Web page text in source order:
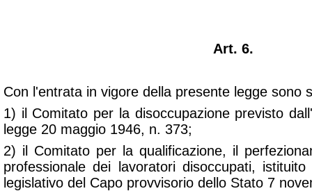
Art. 6.
Con l'entrata in vigore della presente legge sono
1) il Comitato per la disoccupazione previsto
legge 20 maggio 1946, n. 373;
2) il Comitato per la qualificazione, il
professionale dei lavoratori disoccupati,
legislativo del Capo provvisorio dello Stato 7